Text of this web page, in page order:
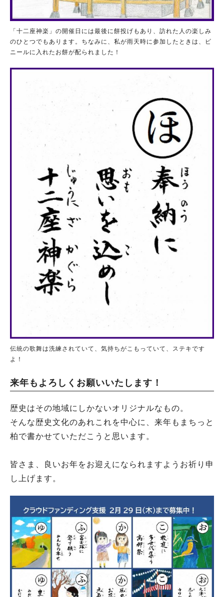
「十二座神楽」の開催日には最後に餅投げもあり、訪れた人の楽しみ
のひとつでもあります。ちなみに、私が雨天時に参加したときは、ビ
ニールに入れたお餅が配られました！
伝統の歌舞は洗練されていて、気持ちがこもっていて、ステキです
よ！
来年もよろしくお願いいたします！
歴史はその地域にしかないオリジナルなもの。
そんな歴史文化のあれこれを中心に、来年もまちっと
柏で書かせていただこうと思います。
皆さま、良いお年をお迎えになられますようお祈り申
し上げます。